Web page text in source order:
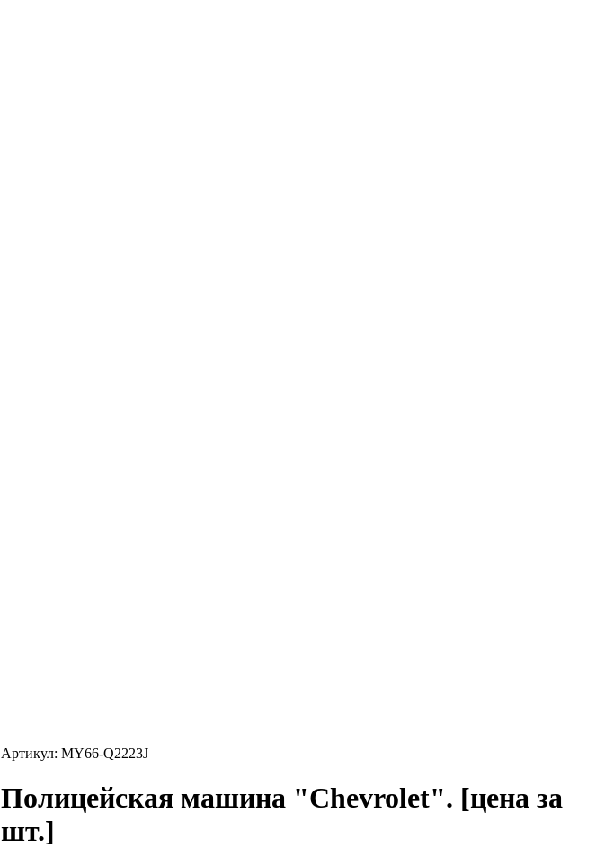
Артикул: MY66-Q2223J
Полицейская машина "Chevrolet". [цена за
шт.]